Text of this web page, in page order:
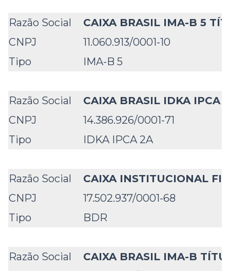
Razão Social
CAIXA BRASIL IMA-B 5
CNPJ
11.060.913/0001-10
Tipo
IMA-B 5
Razão Social
CAIXA BRASIL IDKA IPCA
CNPJ
14.386.926/0001-71
Tipo
IDKA IPCA 2A
Razão Social
CAIXA INSTITUCIONAL FI
CNPJ
17.502.937/0001-68
Tipo
BDR
Razão Social
CAIXA BRASIL IMA-B